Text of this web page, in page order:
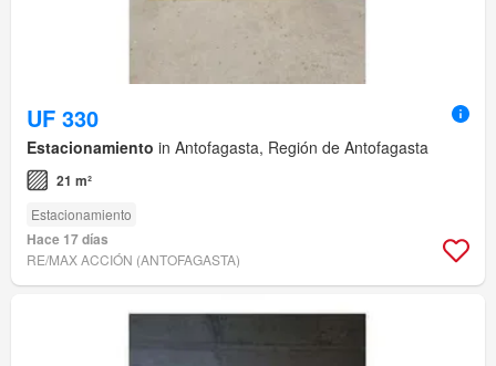
UF 330
Estacionamiento in Antofagasta, Región de Antofagasta
21 m²
Estacionamiento
Hace 17 días
RE/MAX ACCIÓN (ANTOFAGASTA)